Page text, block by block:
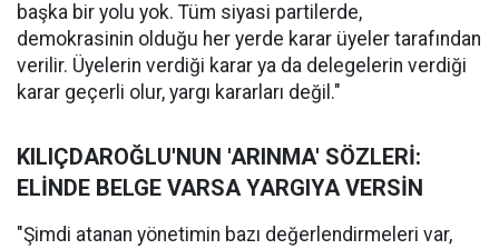
başka bir yolu yok. Tüm siyasi partilerde,
demokrasinin olduğu her yerde karar üyeler tarafından
verilir. Üyelerin verdiği karar ya da delegelerin verdiği
karar geçerli olur, yargı kararları değil."
KILIÇDAROĞLU'NUN 'ARINMA' SÖZLERİ:
ELİNDE BELGE VARSA YARGIYA VERSİN
"Şimdi atanan yönetimin bazı değerlendirmeleri var,